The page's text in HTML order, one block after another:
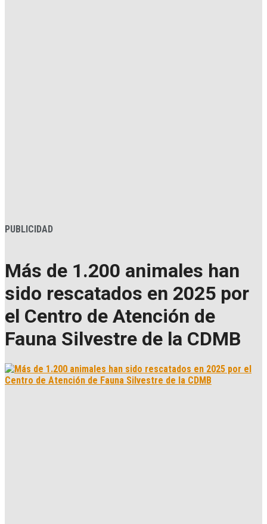
PUBLICIDAD
Más de 1.200 animales han
sido rescatados en 2025 por
el Centro de Atención de
Fauna Silvestre de la CDMB